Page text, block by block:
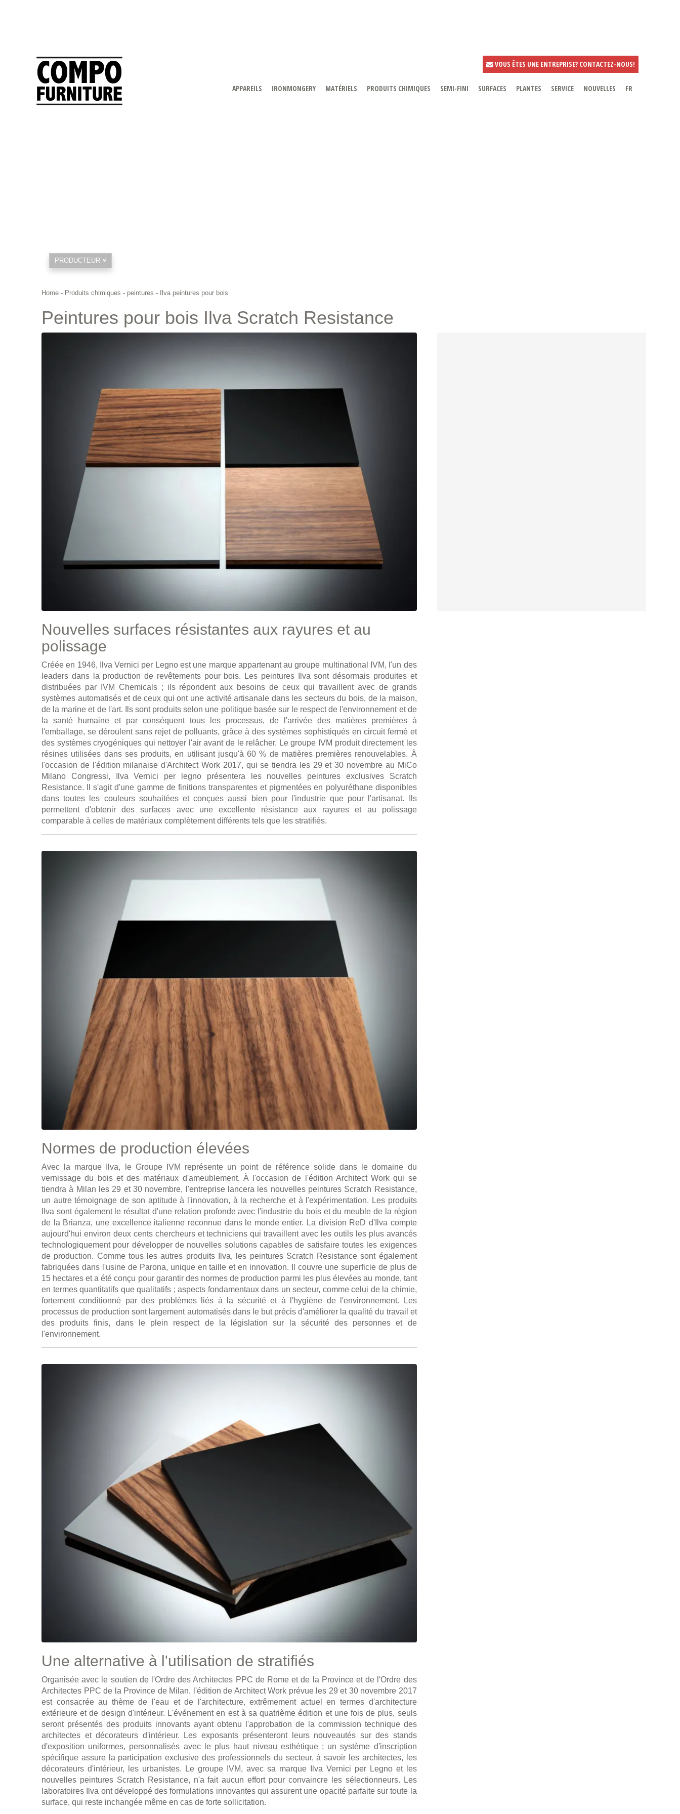
VOUS ÊTES UNE ENTREPRISE? CONTACTEZ-NOUS!
APPAREILS IRONMONGERY MATÉRIELS PRODUITS CHIMIQUES SEMI-FINI SURFACES PLANTES SERVICE NOUVELLES FR
PRODUCTEUR
Home - Produits chimiques - peintures - Ilva peintures pour bois
Peintures pour bois Ilva Scratch Resistance
Nouvelles surfaces résistantes aux rayures et au
polissage
Créée en 1946, Ilva Vernici per Legno est une marque appartenant au groupe multinational IVM, l'un des
leaders dans la production de revêtements pour bois. Les peintures Ilva sont désormais produites et
distribuées par IVM Chemicals ; ils répondent aux besoins de ceux qui travaillent avec de grands
systèmes automatisés et de ceux qui ont une activité artisanale dans les secteurs du bois, de la maison,
de la marine et de l'art. Ils sont produits selon une politique basée sur le respect de l'environnement et de
la santé humaine et par conséquent tous les processus, de l'arrivée des matières premières à
l'emballage, se déroulent sans rejet de polluants, grâce à des systèmes sophistiqués en circuit fermé et
des systèmes cryogéniques qui nettoyer l'air avant de le relâcher. Le groupe IVM produit directement les
résines utilisées dans ses produits, en utilisant jusqu'à 60 % de matières premières renouvelables. À
l'occasion de l'édition milanaise d'Architect Work 2017, qui se tiendra les 29 et 30 novembre au MiCo
Milano Congressi, Ilva Vernici per legno présentera les nouvelles peintures exclusives Scratch
Resistance. Il s'agit d'une gamme de finitions transparentes et pigmentées en polyuréthane disponibles
dans toutes les couleurs souhaitées et conçues aussi bien pour l'industrie que pour l'artisanat. Ils
permettent d'obtenir des surfaces avec une excellente résistance aux rayures et au polissage
comparable à celles de matériaux complètement différents tels que les stratifiés.
Normes de production élevées
Avec la marque Ilva, le Groupe IVM représente un point de référence solide dans le domaine du
vernissage du bois et des matériaux d'ameublement. À l'occasion de l'édition Architect Work qui se
tiendra à Milan les 29 et 30 novembre, l'entreprise lancera les nouvelles peintures Scratch Resistance,
un autre témoignage de son aptitude à l'innovation, à la recherche et à l'expérimentation. Les produits
Ilva sont également le résultat d'une relation profonde avec l'industrie du bois et du meuble de la région
de la Brianza, une excellence italienne reconnue dans le monde entier. La division ReD d'Ilva compte
aujourd'hui environ deux cents chercheurs et techniciens qui travaillent avec les outils les plus avancés
technologiquement pour développer de nouvelles solutions capables de satisfaire toutes les exigences
de production. Comme tous les autres produits Ilva, les peintures Scratch Resistance sont également
fabriquées dans l'usine de Parona, unique en taille et en innovation. Il couvre une superficie de plus de
15 hectares et a été conçu pour garantir des normes de production parmi les plus élevées au monde, tant
en termes quantitatifs que qualitatifs ; aspects fondamentaux dans un secteur, comme celui de la chimie,
fortement conditionné par des problèmes liés à la sécurité et à l'hygiène de l'environnement. Les
processus de production sont largement automatisés dans le but précis d'améliorer la qualité du travail et
des produits finis, dans le plein respect de la législation sur la sécurité des personnes et de
l'environnement.
Une alternative à l'utilisation de stratifiés
Organisée avec le soutien de l'Ordre des Architectes PPC de Rome et de la Province et de l'Ordre des
Architectes PPC de la Province de Milan, l'édition de Architect Work prévue les 29 et 30 novembre 2017
est consacrée au thème de l'eau et de l'architecture, extrêmement actuel en termes d'architecture
extérieure et de design d'intérieur. L'événement en est à sa quatrième édition et une fois de plus, seuls
seront présentés des produits innovants ayant obtenu l'approbation de la commission technique des
architectes et décorateurs d'intérieur. Les exposants présenteront leurs nouveautés sur des stands
d'exposition uniformes, personnalisés avec le plus haut niveau esthétique ; un système d'inscription
spécifique assure la participation exclusive des professionnels du secteur, à savoir les architectes, les
décorateurs d'intérieur, les urbanistes. Le groupe IVM, avec sa marque Ilva Vernici per Legno et les
nouvelles peintures Scratch Resistance, n'a fait aucun effort pour convaincre les sélectionneurs. Les
laboratoires Ilva ont développé des formulations innovantes qui assurent une opacité parfaite sur toute la
surface, qui reste inchangée même en cas de forte sollicitation.